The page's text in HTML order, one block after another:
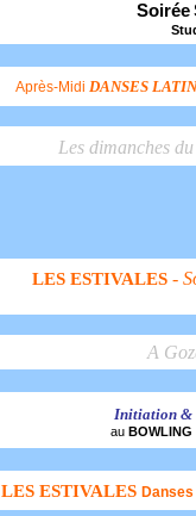
Soirée
Après-Midi DANSES
Les dimanches
LES ESTIVALES -
A
Initiation &
au BOWLING
LES ESTIVALES